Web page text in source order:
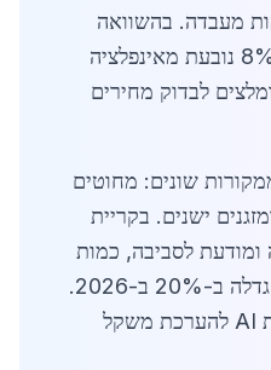
מעבדה. בהשוואה
לשנה שעברה, עלייה של 8% נובעת מאינפלציה
לבדוק מחירים
שונים: מחוטים
ישנים. בקריית
ומודעת לסביבה, כמות
הנחושת המובאת למחזור גדלה ב-20% ב-2026.
ספקים משלבים טכנולוגיות AI להערכת משקל